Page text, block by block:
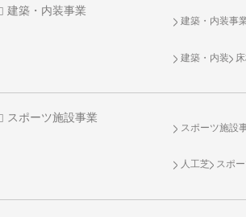
建築・内装事業
建築・内装事
建築・内装
スポーツ施設事業
スポーツ施設
人工芝 スポ